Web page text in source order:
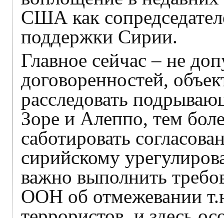
США как
поддержки Сирии.
Главное сейчас – не
договоренностей,
расследовать
Зоре и Алеппо, тем
саботировать
сирийскому
важно выполнить
ООН об отмежевании